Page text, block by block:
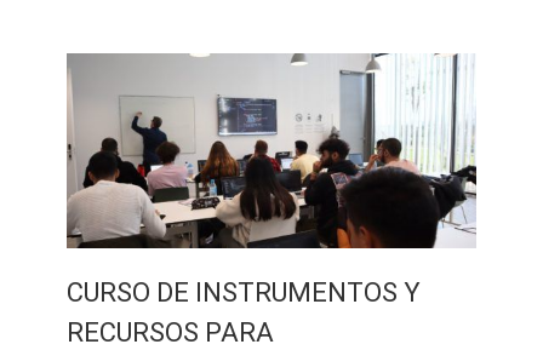
CURSO DE INSTRUMENTOS Y
RECURSOS PARA